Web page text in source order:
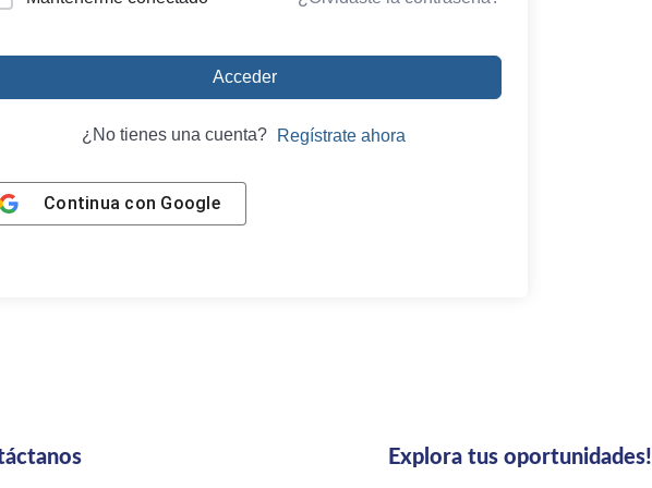
Acceder
¿No tienes una cuenta? Regístrate ahora
Continua con Google
Explora tus oportunidades!